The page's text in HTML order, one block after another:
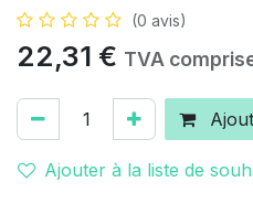
(0 avis)
22,31 € TVA
Ajouter à la liste de